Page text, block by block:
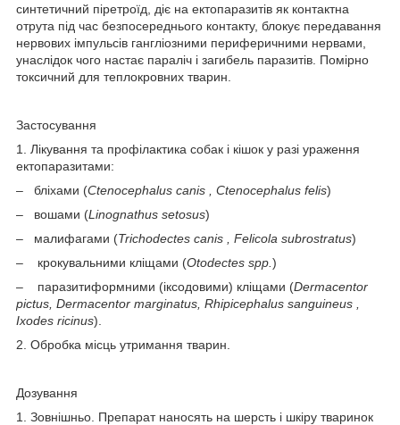
синтетичний піретроїд, діє на ектопаразитів як контактна
отрута під час безпосереднього контакту, блокує передавання
нервових імпульсів гангліозними периферичними нервами,
унаслідок чого настає параліч і загибель паразитів. Помірно
токсичний для теплокровних тварин.
Застосування
1. Лікування та профілактика собак і кішок у разі ураження
ектопаразитами:
‒ бліхами (Ctenocephalus canis , Ctenocephalus felis)
‒ вошами (Linognathus setosus)
‒ малифагами (Trichodectes canis , Felicola subrostratus)
‒ крокувальними кліщами (Otodectes spp. )
‒ паразитиформними (іксодовими) кліщами (Dermacentor
pictus, Dermacentor marginatus, Rhipicephalus sanguineus ,
Ixodes ricinus).
2. Обробка місць утримання тварин.
Дозування
1. Зовнішньо. Препарат наносять на шерсть і шкіру тваринок